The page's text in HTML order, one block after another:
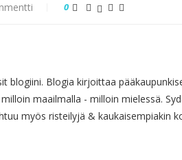
0
blogiini. Blogia kirjoittaa
maailmalla - milloin mielessä.
myös risteilyjä & kaukaisempiakin